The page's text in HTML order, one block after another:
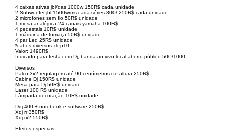
4 caixas ativas jbl/das 1000w 150R$ cada unidade
2 Subwoofer jbl 1500wrms cada séries 800/ 250R$ cada unidade
2 microfones sem fio 50R$ unidade
1 mesa analógica 24 canais yamaha 100R$
4 pedestais 10R$ unidade
1 máquina de fumaça 50R$ unidade
4 par Led 25R$ unidade
*cabos diversos xlr p10
Valor: 1490R$
Indicado para festa com Dj, banda ao vivo local aberto público 500/1000
Diversos
Palco 3x2 regulagem até 90 centímetros de altura 250R$
Cabine Dj 150R$ unidade
Mesa para Dj 50R$ unidade
Laser 100 R$ unidade
Lâmpada decoração 10R$ unidade
Ddj 400 + notebook e software 250R$
Xdj rr 350R$
Xdj rx2 550R$
Efeitos especiais